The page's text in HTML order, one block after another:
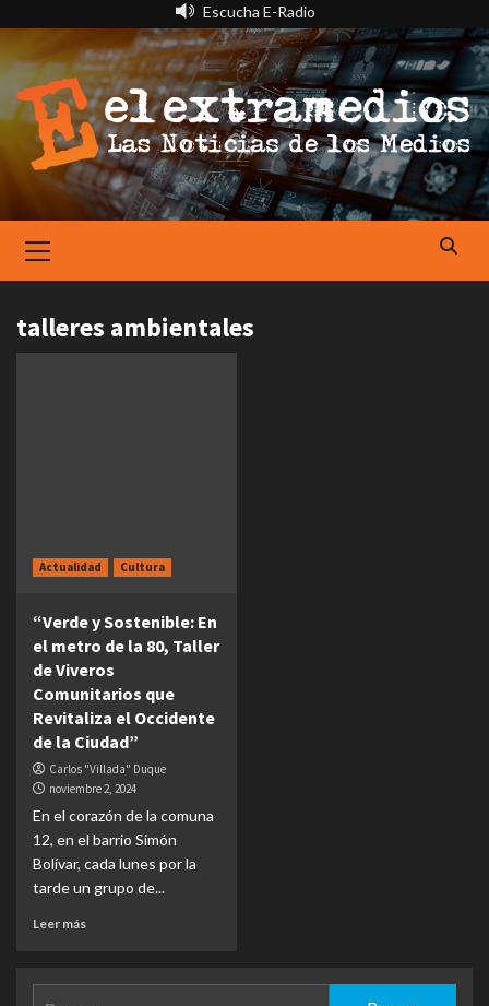
contenido
Escucha E-Radio
Menu
talleres ambientales
Actualidad Cultura
“Verde y Sostenible: En
el metro de la 80, Taller
de Viveros
Comunitarios que
Revitaliza el Occidente
de la Ciudad”
Carlos "Villada" Duque
noviembre 2, 2024
En el corazón de la comuna
12, en el barrio Simón
Bolívar, cada lunes por la
tarde un grupo de...
Leer más